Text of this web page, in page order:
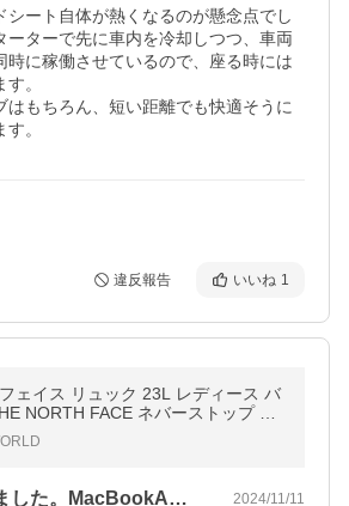
シート自体が熱くなるのが懸念点でし
ーターで先に車内を冷却しつつ、車両
時に稼働させているので、座る時には
。
はもちろん、短い距離でも快適そうに
。
違反報告 いいね 1
ェイス リュック 23L レディース バ
NORTH FACE ネバーストップ ユ
ティーパック 女性用 2WAY デイパ
ト 手提げ /NMW82352
した。MacBookA… 2024/11/11